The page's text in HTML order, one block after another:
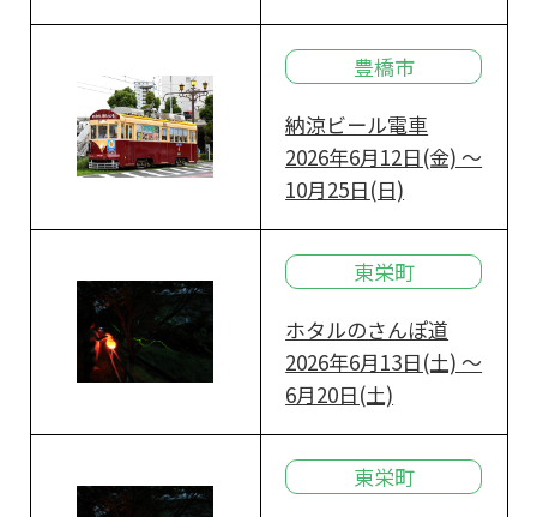
豊橋市
納涼ビール電車
2026年6月12日(金) ～
10月25日(日)
東栄町
ホタルのさんぽ道
2026年6月13日(土) ～
6月20日(土)
東栄町